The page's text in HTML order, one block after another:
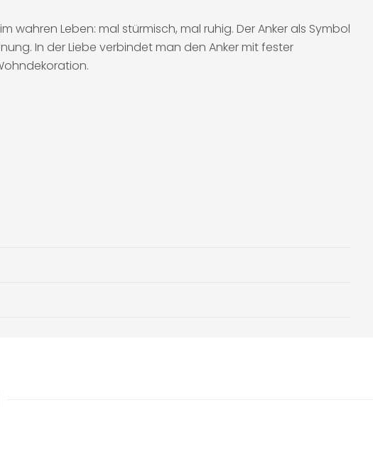
Leben: mal stürmisch, mal ruhig. Der Anker als Symbol
In der Liebe verbindet man den Anker mit fester